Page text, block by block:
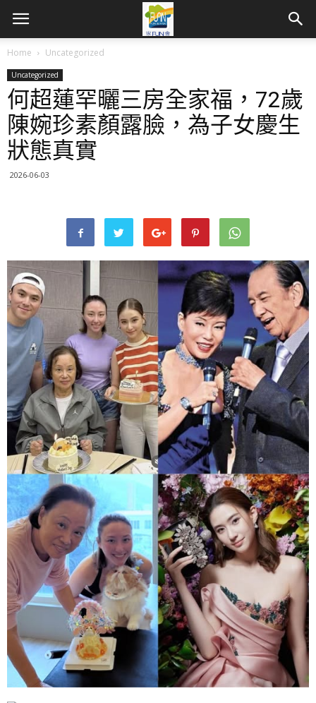
Home Uncategorized
Uncategorized
何超蓮罕曬三房全家福，72歲
陳婉珍素顏露臉，為子女慶生
狀態真實
2026-06-03